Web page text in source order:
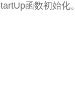
函数初始化。